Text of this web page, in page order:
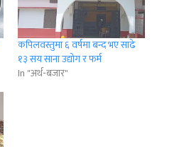
कपिलवस्तुमा ६ वर्षमा बन्द भए साढे
१३ सय साना उद्योग र फर्म
In "अर्थ-बजार"